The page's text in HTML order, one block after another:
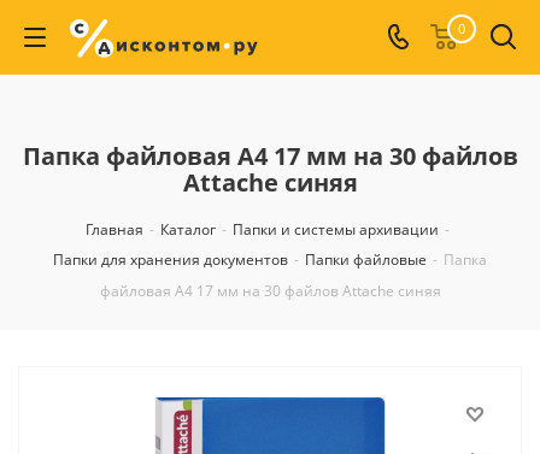
0
Папка файловая А4 17 мм на 30 файлов
Attache синяя
Главная - Каталог - Папки и системы архивации -
Папки для хранения документов - Папки файловые - Папка
файловая А4 17 мм на 30 файлов Attache синяя